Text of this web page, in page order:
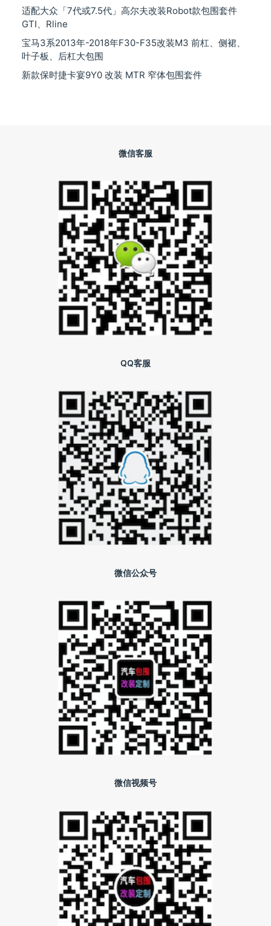
适配大众「7代或7.5代」高尔夫改装Robot款包围套件
GTI、Rline
宝马3系2013年-2018年F30-F35改装M3 前杠、侧裙、
叶子板、后杠大包围
新款保时捷卡宴9Y0 改装 MTR 窄体包围套件
微信客服
QQ客服
微信公众号
微信视频号